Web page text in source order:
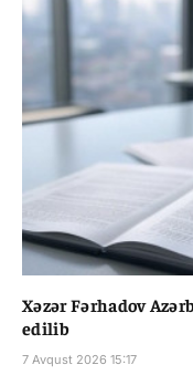
Xəzər Fərhadov
edilib
7 Avqust 2026 15:17